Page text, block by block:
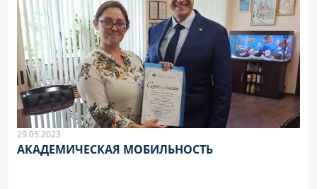
29.05.2023
АКАДЕМИЧЕСКАЯ МОБИЛЬНОСТЬ